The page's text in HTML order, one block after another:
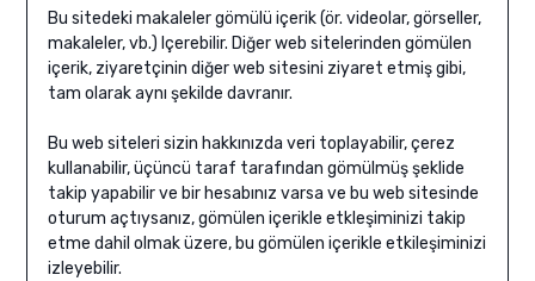
Bu sitedeki makaleler gömülü içerik (ör. videolar, görseller,
makaleler, vb.) Içerebilir. Diğer web sitelerinden gömülen
içerik, ziyaretçinin diğer web sitesini ziyaret etmiş gibi,
tam olarak aynı şekilde davranır.
Bu web siteleri sizin hakkınızda veri toplayabilir, çerez
kullanabilir, üçüncü taraf tarafından gömülmüş şeklide
takip yapabilir ve bir hesabınız varsa ve bu web sitesinde
oturum açtıysanız, gömülen içerikle etkleşiminizi takip
etme dahil olmak üzere, bu gömülen içerikle etkileşiminizi
izleyebilir.